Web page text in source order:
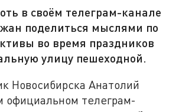
в своём телеграм-канале
поделиться мыслями по
во время праздников
улицу пешеходной.
Новосибирска Анатолий
официальном телеграм-